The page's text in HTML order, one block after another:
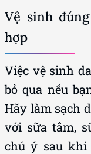
Vệ sinh
hợp
Việc vệ sinh
bỏ qua nếu
Hãy làm sạch
với sữa tắm,
chú ý sau khi